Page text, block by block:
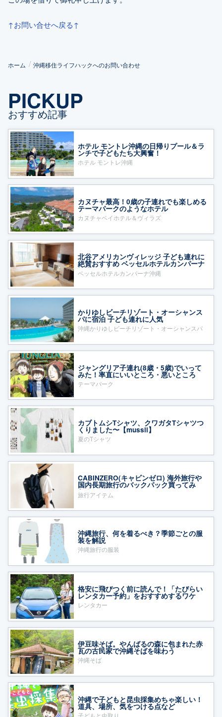
↑お問い合せへ戻る↑
ホーム 沖縄移住ライフハックへのお問い合わせ
PICKUP
おすすめ記事
ホテル モントレ沖縄の日帰りプール＆ラ
ンチで子どもたち大興奮！
ホテル モントレ沖縄
カヌチャ最高！0歳の子連れでも楽しめる
テーマパークのようなホテル
カヌチャベイホテル＆ヴィラズ
北谷アメリカンヴィレッジ 子ども連れに
絶賛おすすめ ベッセルホテルカンパーナ
沖縄
ベッセルホテルカンパーナ沖縄
かりゆしビーチリゾート・オーシャンス
パに宿泊 子ども連れに人気
沖縄かりゆしビーチリゾート・オーシャンスパ
ジャングリア子連れ(8歳・5歳)でいって
みた！率直にいいところ・悪いところ
テーマパーク
カブトムシTシャツ、クワガタTシャツつ
くりました〜【mussii】
夏のTシャツ
CABINZERO(キャビンゼロ) 海外旅行や
国内長期旅行のバックパック買ってみ
た！
旅行アイテム
沖縄旅行、何を着るべき？季節ごとの服
装を解説
沖縄旅行の服装
格安に飛びつく前に読んで！「たびらい
レンタカー予約」をおすすめするワケ
レンタカー
伊豆味そば。やんばるの森に包まれた赤
瓦の古民家で沖縄そばを味わう
沖縄そば
沖縄で子どもと昆虫採集めちゃ楽しい！
道具、場所、気をつける点など
子どもと虫取り